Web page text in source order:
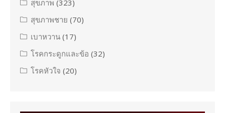
สุขภาพ (323)
สุขภาพชาย (70)
เบาหวาน (17)
โรคกระดูกและข้อ (32)
โรคหัวใจ (20)